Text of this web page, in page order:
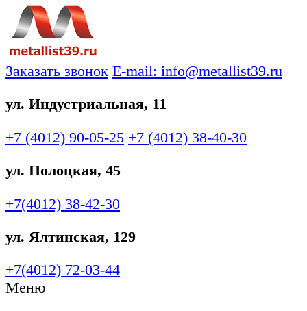
Заказать звонок E-mail: info@metallist39.ru
ул. Индустриальная, 11
+7 (4012) 90-05-25 +7 (4012) 38-40-30
ул. Полоцкая, 45
+7(4012) 38-42-30
ул. Ялтинская, 129
+7(4012) 72-03-44
Меню